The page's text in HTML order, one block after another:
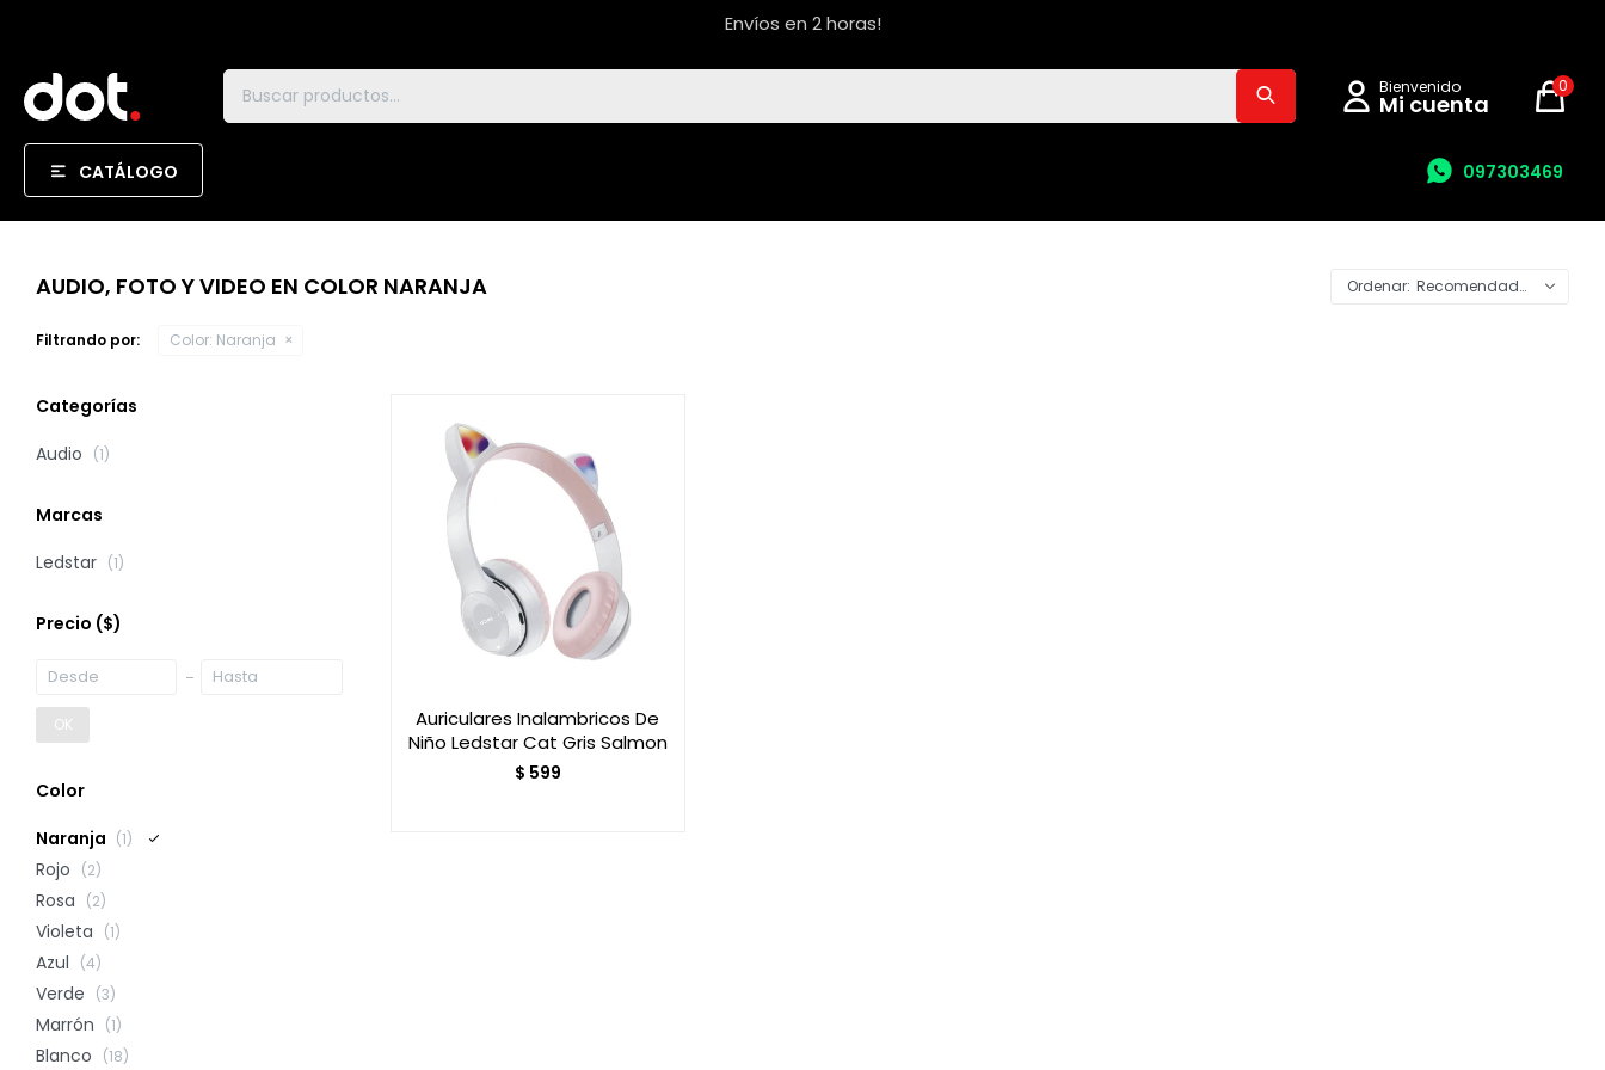
Envíos en 2 horas!
CATÁLOGO 097303469
0
AUDIO, FOTO Y VIDEO EN COLOR NARANJA Recomendados
Filtrando por: Color: Naranja
Auriculares Inalambricos De
Niño Ledstar Cat Gris Salmon
$ 599
Categorías
Audio
(1)
Marcas
Ledstar (1)
Precio ($)
OK
Color
Naranja (1)
Rojo (2)
Rosa (2)
Violeta (1)
Azul (4)
Verde (3)
Marrón (1)
Blanco (18)